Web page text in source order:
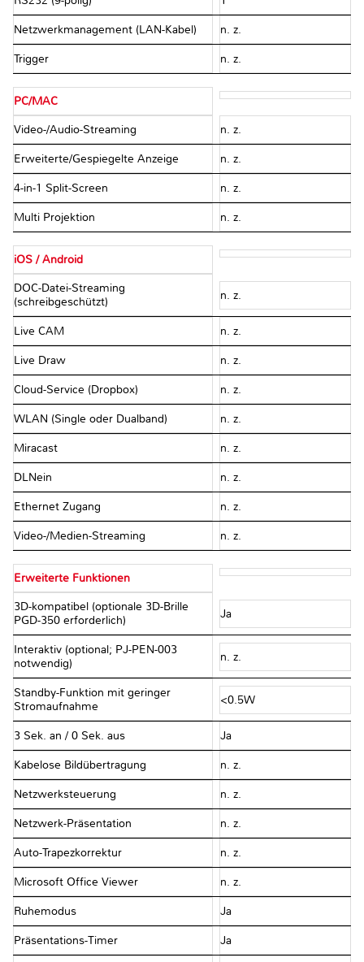
Netzwerkmanagement (LAN-Kabel) n. z.
Trigger n. z.
PC/MAC
Video-/Audio-Streaming n. z.
Erweiterte/Gespiegelte Anzeige n. z.
4-in-1 Split-Screen n. z.
Multi Projektion n. z.
iOS / Android
DOC-Datei-Streaming
(schreibgeschützt)
n. z.
Live CAM n. z.
Live Draw n. z.
Cloud-Service (Dropbox) n. z.
WLAN (Single oder Dualband) n. z.
Miracast n. z.
DLNein n. z.
Ethernet Zugang n. z.
Video-/Medien-Streaming n. z.
Erweiterte Funktionen
3D-kompatibel (optionale 3D-Brille
PGD-350 erforderlich)
Ja
Interaktiv (optional; PJ-PEN-003
notwendig)
n. z.
Standby-Funktion mit geringer
Stromaufnahme
<0.5W
3 Sek. an / 0 Sek. aus Ja
Kabelose Bildübertragung n. z.
Netzwerksteuerung n. z.
Netzwerk-Präsentation n. z.
Auto-Trapezkorrektur n. z.
Microsoft Office Viewer n. z.
Ruhemodus Ja
Präsentations-Timer Ja